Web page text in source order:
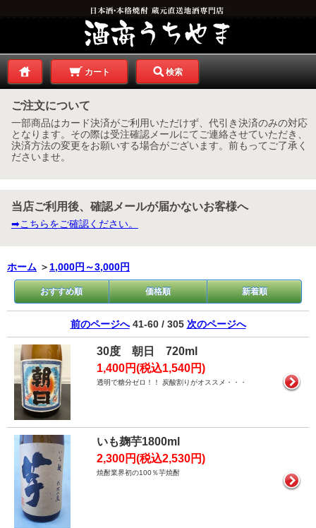
カート 検索
ご注文について
一部商品はカード決済がご利用いただけず、代引き決済のみの対応
となります。その際は受注確認メールにてご連絡させていただき、
決済方法の変更をお願いする場合がございます。前もってご了承く
ださいませ。
当店ご利用後、確認メールが届かないお客様へ
➡こちらをご確認ください。
ホーム ＞ 1,000円～3,000円
おすすめ順 価格順 新着順
前のページへ41-60 / 305 次のページへ
30度 朝日 720ml
1,400円(税込1,540円)
透明で糖分ゼロ！！ 炭酸割りがオススメ・・・
いも麹芋1800ml
2,300円(税込2,530円)
焼酎業界初の100％芋焼酎